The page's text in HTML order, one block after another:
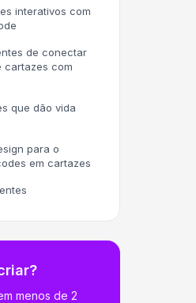
interativos com
de conectar
cartazes com
que dão vida
para o
em cartazes
menos de 2